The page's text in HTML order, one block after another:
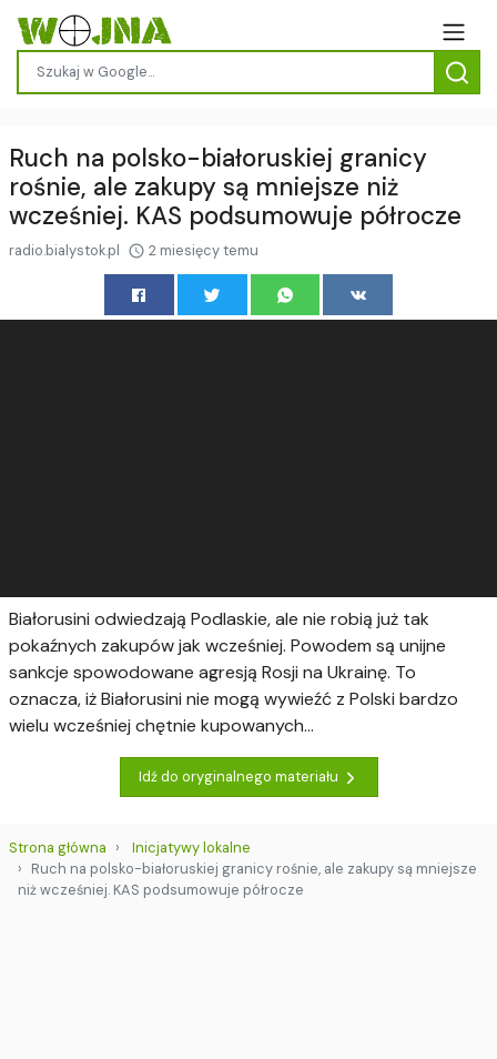
Ruch na polsko-białoruskiej granicy
rośnie, ale zakupy są mniejsze niż
wcześniej. KAS podsumowuje półrocze
radio.bialystok.pl 2 miesięcy temu
Białorusini odwiedzają Podlaskie, ale nie robią już tak
pokaźnych zakupów jak wcześniej. Powodem są unijne
sankcje spowodowane agresją Rosji na Ukrainę. To
oznacza, iż Białorusini nie mogą wywieźć z Polski bardzo
wielu wcześniej chętnie kupowanych...
Idź do oryginalnego materiału
Strona główna
Inicjatywy lokalne
Ruch na polsko-białoruskiej granicy rośnie, ale zakupy są mniejsze
niż wcześniej. KAS podsumowuje półrocze